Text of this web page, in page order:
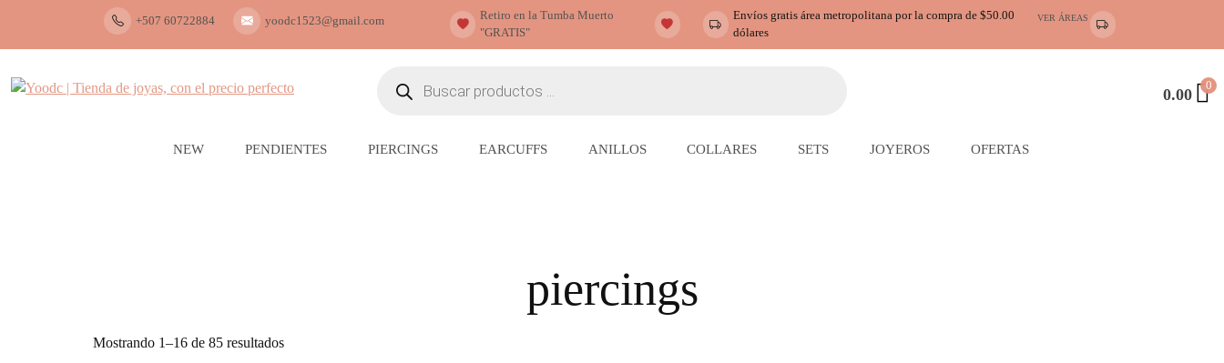
content
+507 60722884 yoodc1523@gmail.com
Retiro en la Tumba Muerto
"GRATIS"
Envíos gratis área metropolitana por la compra de $50.00
dólares
VER ÁREAS
productos
0.00 0
NEW PENDIENTES PIERCINGS EARCUFFS ANILLOS COLLARES SETS JOYEROS OFERTAS
piercings
Mostrando 1–16 de 85 resultados